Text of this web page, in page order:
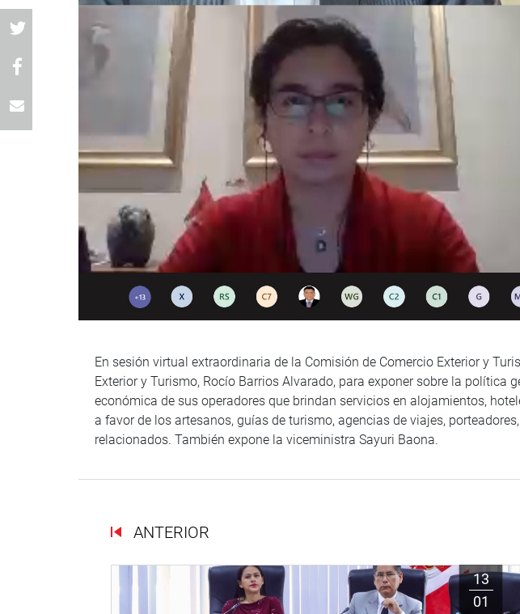
En sesión virtual extraordinaria de la Comisión de Comercio Exterior y
Exterior y Turismo, Rocío Barrios Alvarado, para exponer sobre la
económica de sus operadores que brindan servicios en alojamientos,
a favor de los artesanos, guías de turismo, agencias de viajes,
relacionados. También expone la viceministra Sayuri Baona.
ANTERIOR
13
01